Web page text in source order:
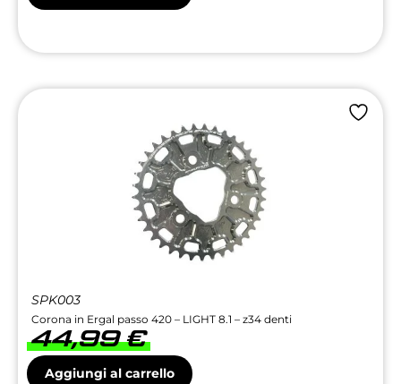
SPK003
Corona in Ergal passo 420 – LIGHT 8.1 – z34 denti
44,99€
Aggiungi al carrello